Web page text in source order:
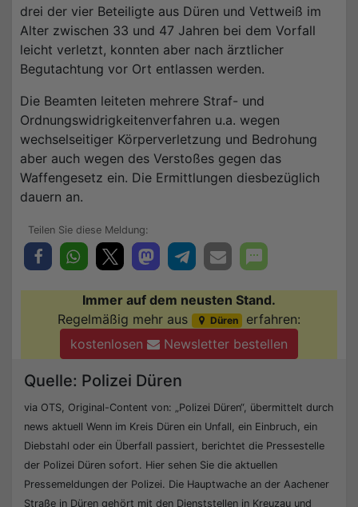
drei der vier Beteiligte aus Düren und Vettweiß im
Alter zwischen 33 und 47 Jahren bei dem Vorfall
leicht verletzt, konnten aber nach ärztlicher
Begutachtung vor Ort entlassen werden.
Die Beamten leiteten mehrere Straf- und
Ordnungswidrigkeitenverfahren u.a. wegen
wechselseitiger Körperverletzung und Bedrohung
aber auch wegen des Verstoßes gegen das
Waffengesetz ein. Die Ermittlungen diesbezüglich
dauern an.
Immer auf dem neusten Stand.
Regelmäßig mehr aus
Düren
erfahren:
kostenlosen
Newsletter bestellen
Quelle: Polizei Düren
via OTS, Original-Content von: „Polizei Düren“, übermittelt durch
news aktuell Wenn im Kreis Düren ein Unfall, ein Einbruch, ein
Diebstahl oder ein Überfall passiert, berichtet die Pressestelle
der Polizei Düren sofort. Hier sehen Sie die aktuellen
Pressemeldungen der Polizei. Die Hauptwache an der Aachener
Straße in Düren gehört mit den Dienststellen in Kreuzau und